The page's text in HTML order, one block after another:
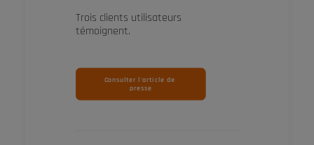
Trois clients utilisateurs
témoignent.
Consulter l'article de
presse